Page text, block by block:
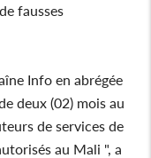
fausses
Info en abrégée
deux (02) mois au
de services de
au Mali ", a